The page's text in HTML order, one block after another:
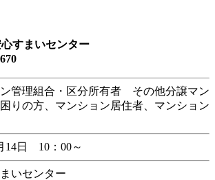
すまいセンター
ン管理組合・区分所有者 その他分譲マン
りの方、マンション居住者、マンション
14日 10：00～
いセンター